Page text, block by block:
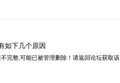
如下几个原因
完整,可能已被管理删除！请返回论坛获取该